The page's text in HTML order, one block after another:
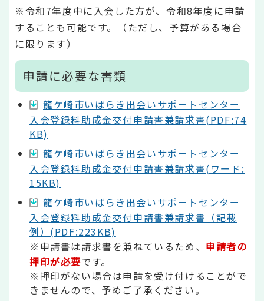
※令和7年度中に入会した方が、令和8年度に申請
することも可能です。（ただし、予算がある場合
に限ります）
申請に必要な書類
龍ケ崎市いばらき出会いサポートセンター
入会登録料助成金交付申請書兼請求書(PDF:74
KB)
龍ケ崎市いばらき出会いサポートセンター
入会登録料助成金交付申請書兼請求書(ワード:
15KB)
龍ケ崎市いばらき出会いサポートセンター
入会登録料助成金交付申請書兼請求書（記載
例）(PDF:223KB)
※申請書は請求書を兼ねているため、 申請者の
押印が必要です。
※押印がない場合は申請を受け付けることがで
きませんので、予めご了承ください。